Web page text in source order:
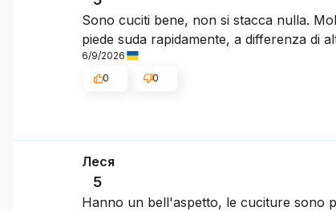
Sono cuciti bene, non si stacca nulla.
piede suda rapidamente, a differenza di
6/9/2026
0
0
Леся
5
Hanno un bell'aspetto, le cuciture sono